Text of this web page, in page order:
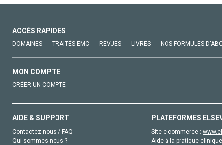
ACCÈS RAPIDES
DOMAINES TRAITÉS EMC REVUES LIVRES NOS FORMULES
MON COMPTE
CRÉER UN COMPTE
AIDE & SUPPORT
Contactez-nous / FAQ
Qui sommes-nous ?
PLATEFORMES
Site e-commerce :
Aide à la pratique